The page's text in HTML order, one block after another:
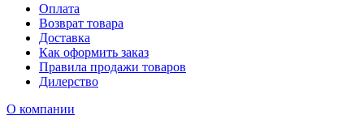
Оплата
Возврат товара
Доставка
Как оформить заказ
Правила продажи товаров
Дилерство
О компании